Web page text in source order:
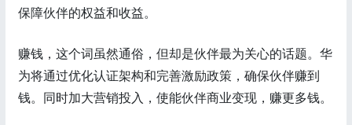
保障伙伴的权益和收益。
赚钱，这个词虽然通俗，但却是伙伴最为关心的话题。华
为将通过优化认证架构和完善激励政策，确保伙伴赚到
钱。同时加大营销投入，使能伙伴商业变现，赚更多钱。